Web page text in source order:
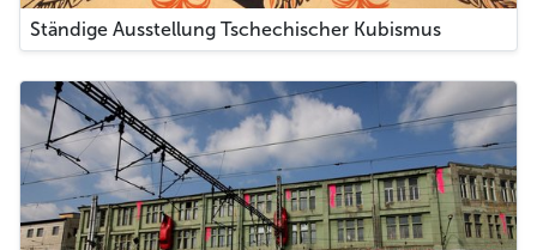
Ständige Ausstellung Tschechischer Kubismus